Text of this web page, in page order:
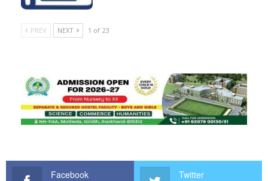
PREV NEXT 1 of 23
Facebook Twitter